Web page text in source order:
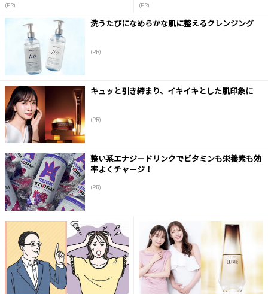
(PR) (PR)
洗うたびになめらかな肌に整えるクレンジング
(PR)
キュッと引き締まり、イキイキとした肌印象に
(PR)
整い系エナジードリンクでビタミンも栄養素も効
率よくチャージ！
(PR)